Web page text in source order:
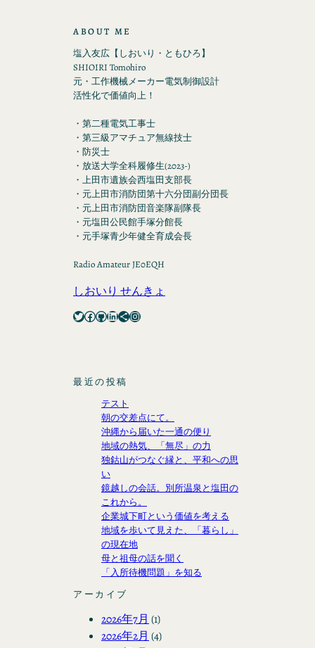
ABOUT ME
塩入友広【しおいり・ともひろ】
SHIOIRI Tomohiro
元・工作機械メーカー電気制御設計
活性化で価値向上！
・第二種電気工事士
・第三級アマチュア無線技士
・防災士
・放送大学全科履修生(2023-)
・上田市遺族会西塩田支部長
・元上田市消防団第十六分団副分団長
・元上田市消防団音楽隊副隊長
・元塩田公民館手塚分館長
・元手塚青少年健全育成会長
Radio Amateur JE0EQH
しおいり せんきょ
Twitter Facebook GitHub LinkedIn Share Icon Instagram
最近の投稿
テスト
朝の交差点にて。
沖縄から届いた一通の便り
地域の熱気、「無尽」の力
独鈷山がつなぐ縁と、平和への思
い
鏡越しの会話。別所温泉と塩田の
これから。
企業城下町という価値を考える
地域を歩いて見えた、「暮らし」
の現在地
母と祖母の話を聞く
「入所待機問題」を知る
アーカイブ
2026年7月 (1)
2026年2月 (4)